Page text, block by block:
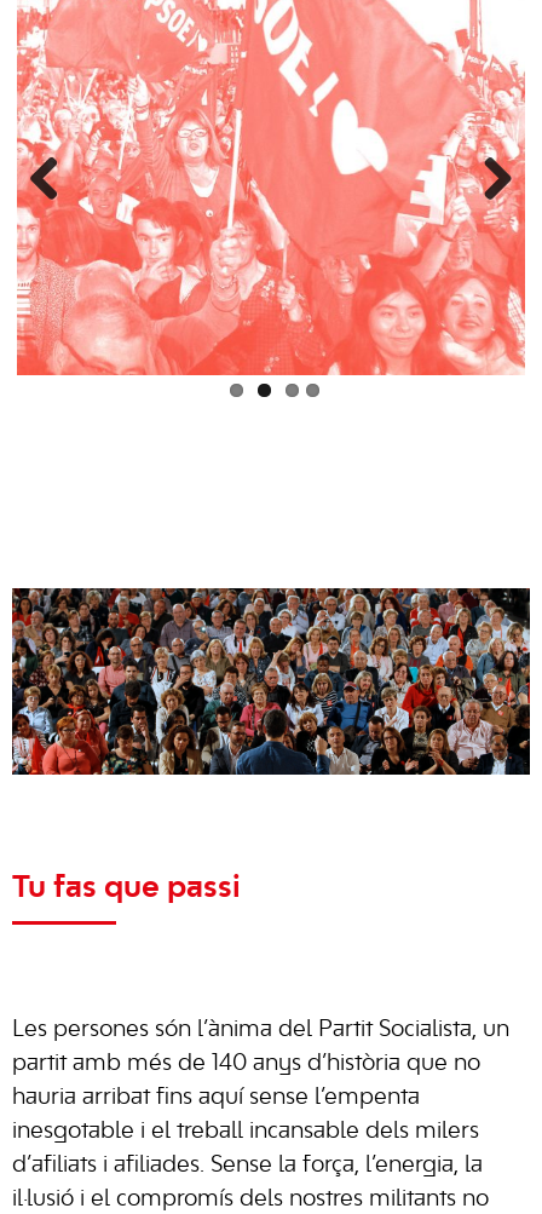
Previous Next
Tu fas que passi
Les persones són l’ànima del Partit Socialista, un
partit amb més de 140 anys d’història que no
hauria arribat fins aquí sense l’empenta
inesgotable i el treball incansable dels milers
d’afiliats i afiliades. Sense la força, l’energia, la
il·lusió i el compromís dels nostres militants no